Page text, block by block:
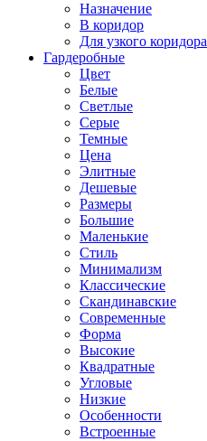
Назначение
В коридор
Для узкого коридора
Гардеробные
Цвет
Белые
Светлые
Серые
Темные
Цена
Элитные
Дешевые
Размеры
Большие
Маленькие
Стиль
Минимализм
Классические
Скандинавские
Современные
Форма
Высокие
Квадратные
Угловые
Низкие
Особенности
Встроенные